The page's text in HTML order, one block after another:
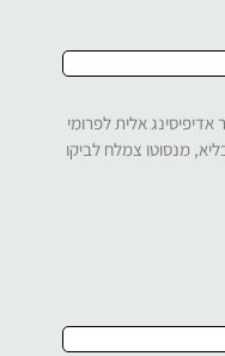
אלית לפרומי
מנסוטו צמלח לביקו